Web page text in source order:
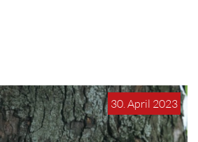
30. April 2023